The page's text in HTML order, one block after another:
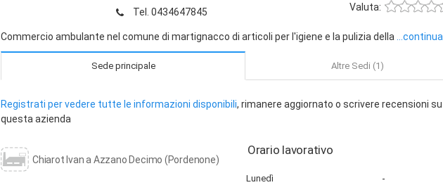
Tel. 0434647845 Valuta:
Commercio ambulante nel comune di martignacco di articoli per l'igiene e la pulizia della ...continua
Sede principale Altre Sedi (1)
Registrati per vedere tutte le informazioni disponibili, rimanere aggiornato o scrivere recensioni su
questa azienda
Chiarot Ivan a Azzano Decimo (Pordenone)
Orario lavorativo
Lunedì -